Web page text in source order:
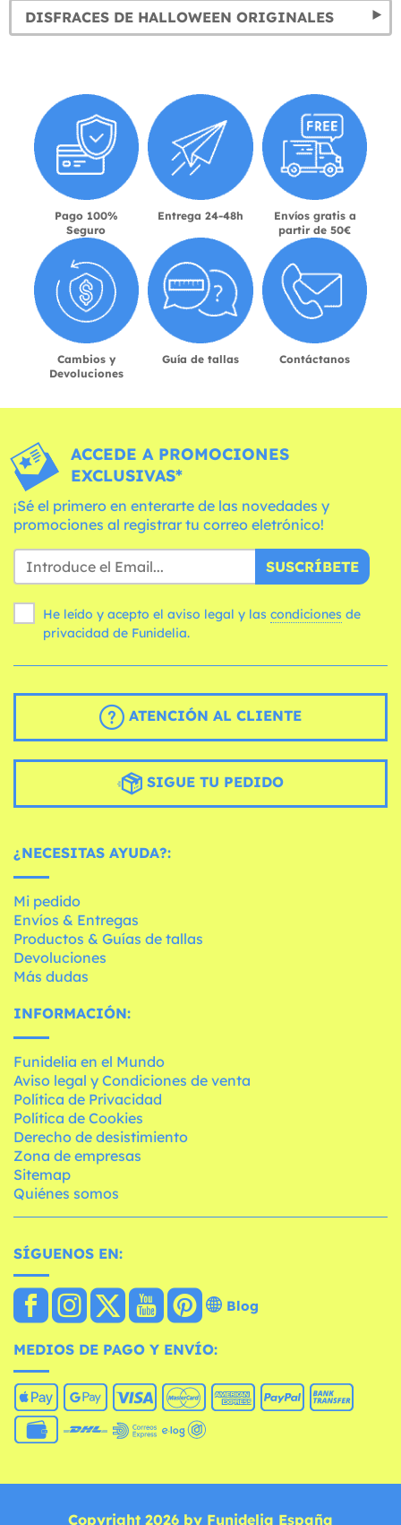
DISFRACES DE HALLOWEEN ORIGINALES
Pago 100%
Seguro
Entrega 24-48h
Envíos gratis a
partir de 50€
Cambios y
Devoluciones
Guía de tallas Contáctanos
ACCEDE A PROMOCIONES
EXCLUSIVAS*
¡Sé el primero en enterarte de las novedades y
promociones al registrar tu correo eletrónico!
SUSCRÍBETE
He leído y acepto el aviso legal y las condiciones
privacidad de Funidelia.
ATENCIÓN AL CLIENTE
SIGUE TU PEDIDO
¿NECESITAS AYUDA?:
Mi pedido
Envíos & Entregas
Productos & Guías de tallas
Devoluciones
Más dudas
INFORMACIÓN:
Funidelia en el Mundo
Aviso legal y Condiciones de venta
Política de Privacidad
Política de Cookies
Derecho de desistimiento
Zona de empresas
Sitemap
Quiénes somos
SÍGUENOS EN:
Blog
MEDIOS DE PAGO Y ENVÍO:
Copyright 2026 by Funidelia España